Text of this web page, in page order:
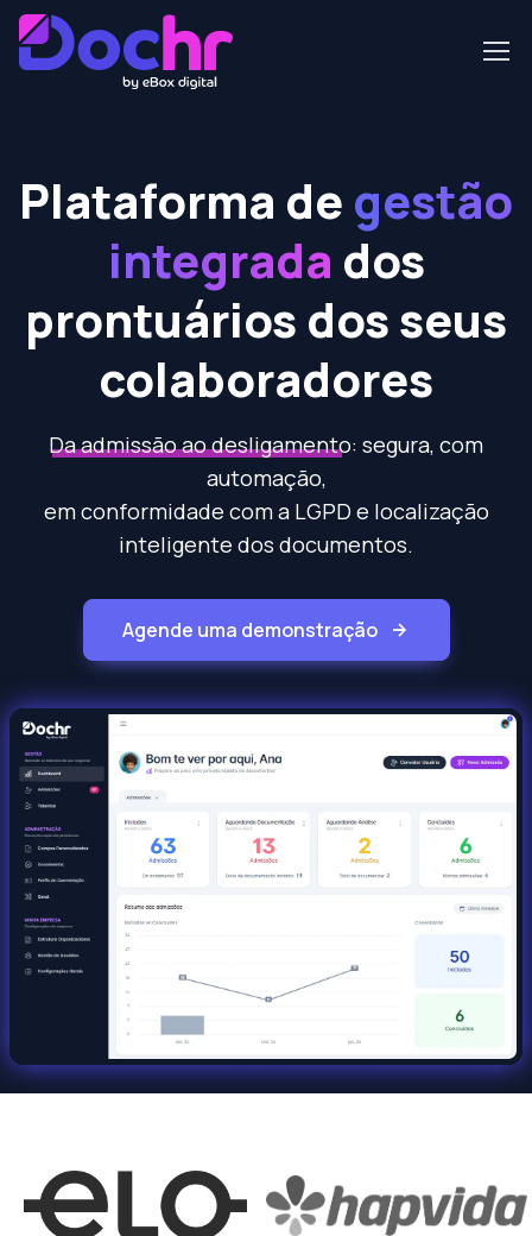
Plataforma de gestão
integrada dos
prontuários dos seus
colaboradores
Da admissão ao desligamento: segura, com
automação,
em conformidade com a LGPD e localização
inteligente dos documentos.
Agende uma demonstração